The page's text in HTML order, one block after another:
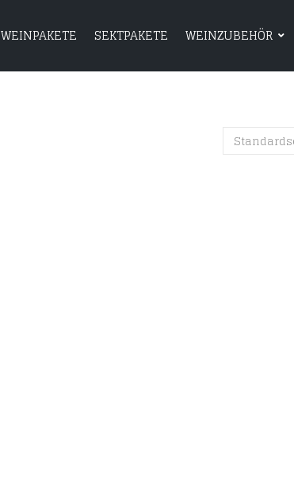
WEINPAKETE SEKTPAKETE WEINZUBEHÖR
HOME SHOP WEIN WEINPAKETE